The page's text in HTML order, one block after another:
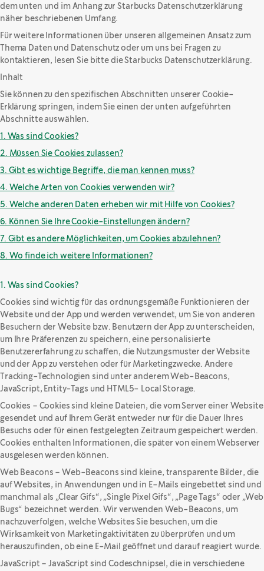
dem unten und im Anhang zur Starbucks Datenschutzerklärung
näher beschriebenen Umfang.
Für weitere Informationen über unseren allgemeinen Ansatz zum
Thema Daten und Datenschutz oder um uns bei Fragen zu
kontaktieren, lesen Sie bitte die Starbucks Datenschutzerklärung.
Inhalt
Sie können zu den spezifischen Abschnitten unserer Cookie-
Erklärung springen, indem Sie einen der unten aufgeführten
Abschnitte auswählen.
1. Was sind Cookies?
2. Müssen Sie Cookies zulassen?
3. Gibt es wichtige Begriffe, die man kennen muss?
4. Welche Arten von Cookies verwenden wir?
5. Welche anderen Daten erheben wir mit Hilfe von Cookies?
6. Können Sie Ihre Cookie-Einstellungen ändern?
7. Gibt es andere Möglichkeiten, um Cookies abzulehnen?
8. Wo finde ich weitere Informationen?
1. Was sind Cookies?
Cookies sind wichtig für das ordnungsgemäße Funktionieren der
Website und der App und werden verwendet, um Sie von anderen
Besuchern der Website bzw. Benutzern der App zu unterscheiden,
um Ihre Präferenzen zu speichern, eine personalisierte
Benutzererfahrung zu schaffen, die Nutzungsmuster der Website
und der App zu verstehen oder für Marketingzwecke. Andere
Tracking-Technologien sind unter anderem Web-Beacons,
JavaScript, Entity-Tags und HTML5- Local Storage.
Cookies – Cookies sind kleine Dateien, die vom Server einer Website
gesendet und auf Ihrem Gerät entweder nur für die Dauer Ihres
Besuchs oder für einen festgelegten Zeitraum gespeichert werden.
Cookies enthalten Informationen, die später von einem Webserver
ausgelesen werden können.
Web Beacons – Web-Beacons sind kleine, transparente Bilder, die
auf Websites, in Anwendungen und in E-Mails eingebettet sind und
manchmal als „Clear Gifs“, „Single Pixel Gifs“, „Page Tags“ oder „Web
Bugs“ bezeichnet werden. Wir verwenden Web-Beacons, um
nachzuverfolgen, welche Websites Sie besuchen, um die
Wirksamkeit von Marketingaktivitäten zu überprüfen und um
herauszufinden, ob eine E-Mail geöffnet und darauf reagiert wurde.
JavaScript – JavaScript sind Codeschnipsel, die in verschiedene